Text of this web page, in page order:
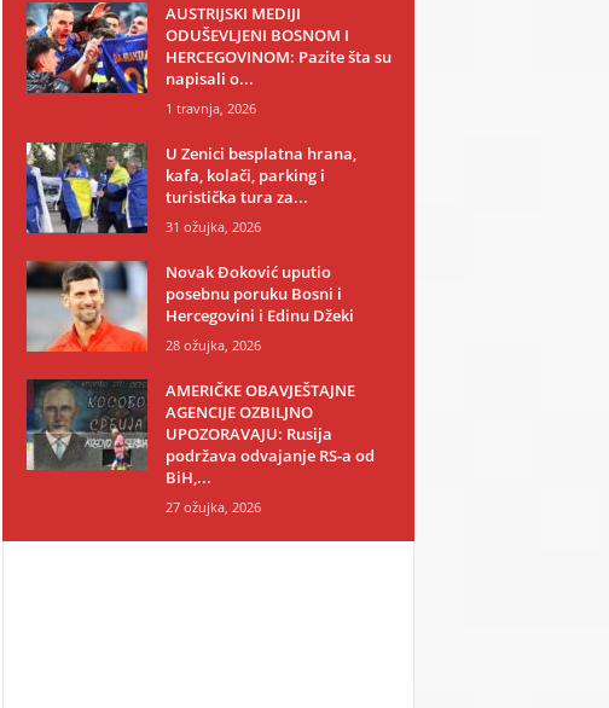
AUSTRIJSKI MEDIJI
ODUŠEVLJENI BOSNOM I
HERCEGOVINOM: Pazite šta su
napisali o...
1 travnja, 2026
U Zenici besplatna hrana,
kafa, kolači, parking i
turistička tura za...
31 ožujka, 2026
Novak Đoković uputio
posebnu poruku Bosni i
Hercegovini i Edinu Džeki
28 ožujka, 2026
AMERIČKE OBAVJEŠTAJNE
AGENCIJE OZBILJNO
UPOZORAVAJU: Rusija
podržava odvajanje RS-a od
BiH,...
27 ožujka, 2026